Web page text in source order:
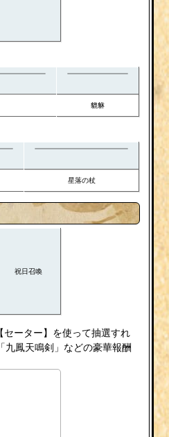
貔貅
星落の杖
祝日召喚
ーター】を使って抽選すれ
九鳳天鳴剣」などの豪華報酬